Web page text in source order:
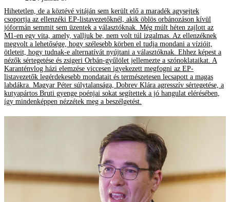
Hihetetlen, de a köztévé vitáján sem került elő a maradék agysejtek
csoportja az ellenzéki EP-listavezetőknél, akik öblös orbánozáson kívül
jóformán semmit sem üzentek a választóknak. Még múlt héten zajlott az
M1-en egy vita, amely, valljuk be, nem volt túl izgalmas. Az ellenzéknek
megvolt a lehetősége, hogy szélesebb körben el tudja mondani a vízióit,
ötleteit, hogy tudnak-e alternatívát nyújtani a választóknak. Ehhez képest a
nézők sértegetése és zsigeri Orbán-gyűlölet jellemezte a szónoklataikat. A
Karanténvlog házi elemzése viccesen igyekezett megfogni az EP-
listavezetők legérdekesebb mondatait és természetesen lecsapott a magas
labdákra. Magyar Péter súlytalansága, Dobrev Klára agresszív sértegetése, a
kutyapártos Bruti gyenge poénjai sokat segítettek a jó hangulat elérésében,
így mindenképpen nézzétek meg a beszélgetést.